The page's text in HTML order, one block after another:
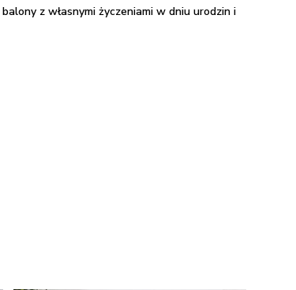
z własnymi życzeniami w dniu urodzin i